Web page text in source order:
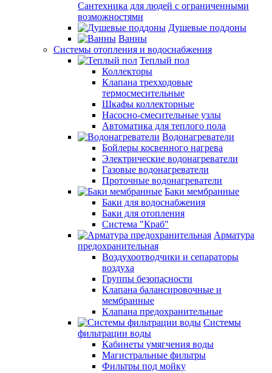
Сантехника для людей с ограниченными
возможностями
Душевые поддоны
Ванны
Системы отопления и водоснабжения
Теплый пол
Коллекторы
Клапана трехходовые
термосмесительные
Шкафы коллекторные
Насосно-смесительные узлы
Автоматика для теплого пола
Водонагреватели
Бойлеры косвенного нагрева
Электрические водонагреватели
Газовые водонагреватели
Проточные водонагреватели
Баки мембранные
Баки для водоснабжения
Баки для отопления
Система "Краб"
Арматура
предохранительная
Воздухоотводчики и сепараторы
воздуха
Группы безопасности
Клапана балансировочные и
мембранные
Клапана предохранительные
Системы
фильтрации воды
Кабинеты умягчения воды
Магистральные фильтры
Фильтры под мойку